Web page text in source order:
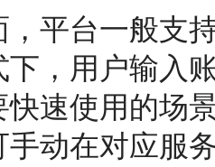
，平台一般支
下，用户输入
快速使用的场
手动在对应服